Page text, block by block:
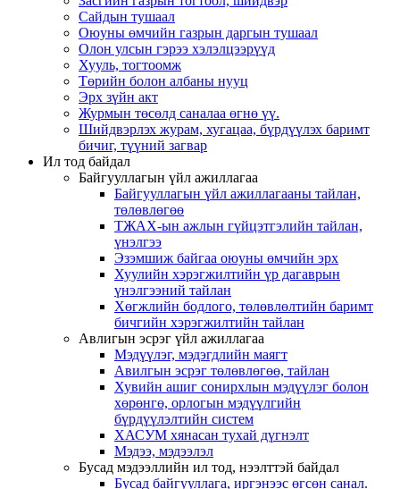
Сайдын тушаал
Оюуны өмчийн газрын даргын тушаал
Олон улсын гэрээ хэлэлцээрүүд
Хууль, тогтоомж
Төрийн болон албаны нууц
Эрх зүйн акт
Журмын төсөлд саналаа өгнө үү.
Шийдвэрлэх журам, хугацаа, бүрдүүлэх баримт
бичиг, түүний загвар
Ил тод байдал
Байгууллагын үйл ажиллагаа
Байгууллагын үйл ажиллагааны тайлан,
төлөвлөгөө
ТЖАХ-ын ажлын гүйцэтгэлийн тайлан,
үнэлгээ
Эзэмшиж байгаа оюуны өмчийн эрх
Хуулийн хэрэгжилтийн үр дагаврын
үнэлгээний тайлан
Хөгжлийн бодлого, төлөвлөлтийн баримт
бичгийн хэрэгжилтийн тайлан
Авлигын эсрэг үйл ажиллагаа
Мэдүүлэг, мэдэгдлийн маягт
Авилгын эсрэг төлөвлөгөө, тайлан
Хувийн ашиг сонирхлын мэдүүлэг болон
хөрөнгө, орлогын мэдүүлгийн
бүрдүүлэлтийн систем
ХАСУМ хянасан тухай дүгнэлт
Мэдээ, мэдээлэл
Бусад мэдээллийн ил тод, нээлттэй байдал
Бусад байгууллага, иргэнээс өгсөн санал.